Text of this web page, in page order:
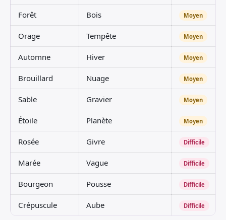
Forêt Bois Moyen
Orage Tempête Moyen
Automne Hiver Moyen
Brouillard Nuage Moyen
Sable Gravier Moyen
Étoile Planète Moyen
Rosée Givre Difficile
Marée Vague Difficile
Bourgeon Pousse Difficile
Crépuscule Aube Difficile